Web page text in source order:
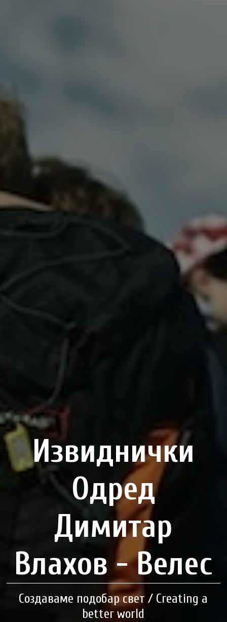
Извиднички
Одред
Димитар
Влахов - Велес
Создаваме подобар свет / Creating a
better world